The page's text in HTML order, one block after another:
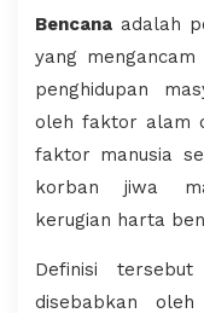
Bencana adalah
yang
penghidupan
oleh faktor alam
faktor manusia
korban jiwa
kerugian harta
Definisi
disebabkan